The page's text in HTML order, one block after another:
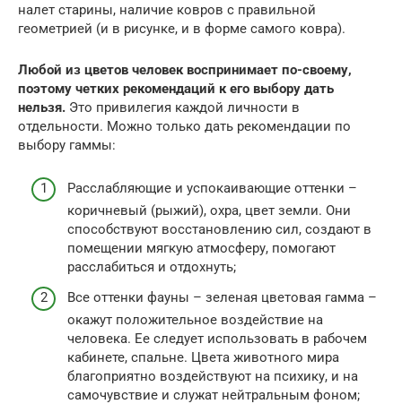
налет старины, наличие ковров с правильной
геометрией (и в рисунке, и в форме самого ковра).
Любой из цветов человек воспринимает по-своему,
поэтому четких рекомендаций к его выбору дать
нельзя. Это привилегия каждой личности в
отдельности. Можно только дать рекомендации по
выбору гаммы:
Расслабляющие и успокаивающие оттенки –
коричневый (рыжий), охра, цвет земли. Они
способствуют восстановлению сил, создают в
помещении мягкую атмосферу, помогают
расслабиться и отдохнуть;
Все оттенки фауны – зеленая цветовая гамма –
окажут положительное воздействие на
человека. Ее следует использовать в рабочем
кабинете, спальне. Цвета животного мира
благоприятно воздействуют на психику, и на
самочувствие и служат нейтральным фоном;